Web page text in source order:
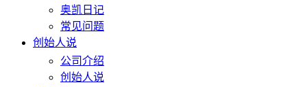
奥凯日记
常见问题
创始人说
公司介绍
创始人说